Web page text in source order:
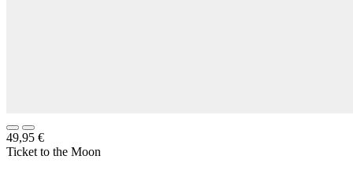
49,95 €
Ticket to the Moon